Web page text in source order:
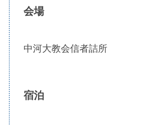
会場
中河大教会信者詰所
宿泊